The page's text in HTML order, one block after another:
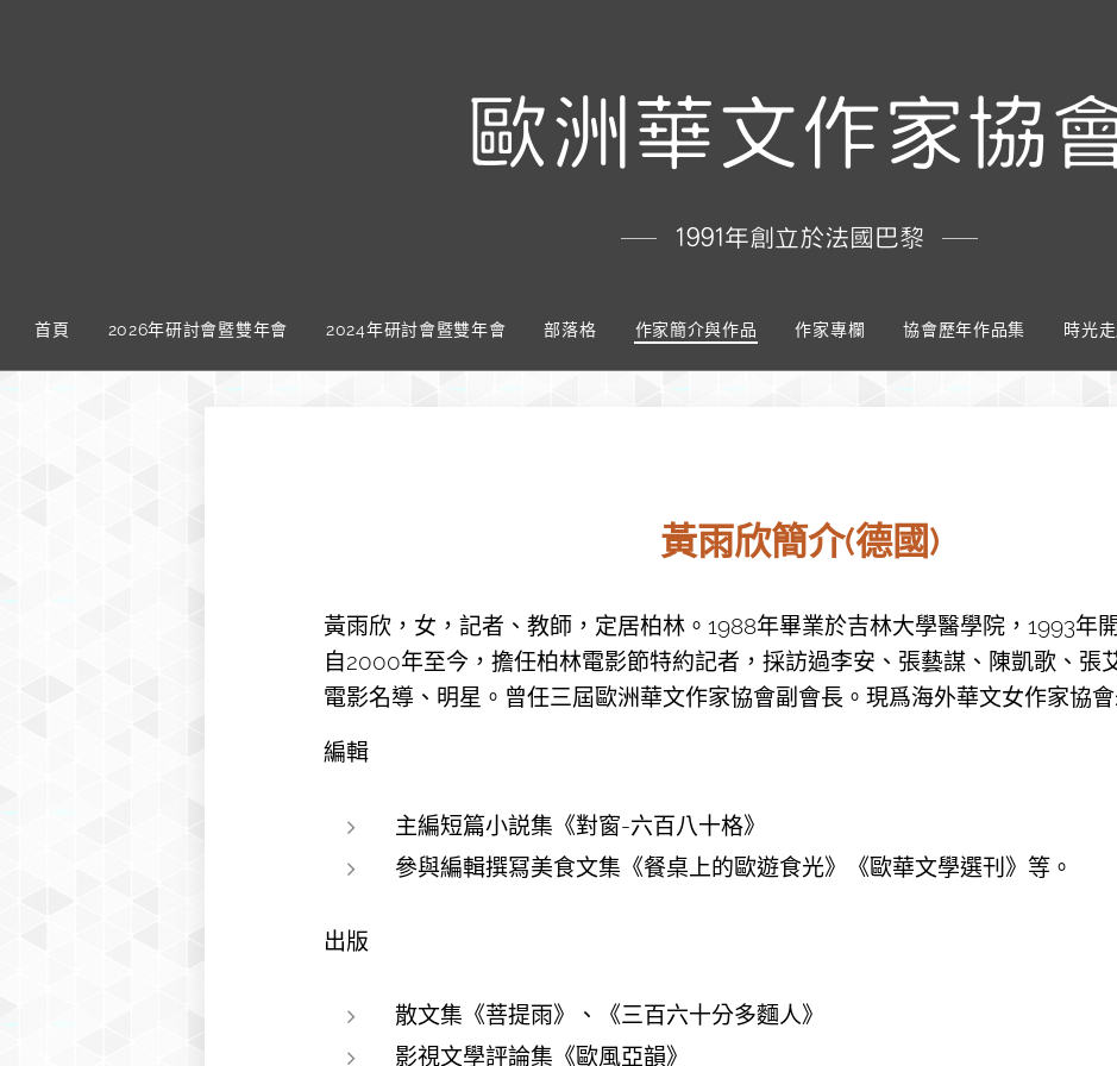
歐洲華文作家協
1991年創立於法國巴黎
首頁 2026年研討會暨雙年會 2024年研討會暨雙年會 部落格 作家簡介與作品 作家專欄 協會歷年作品集 時光
黃雨欣簡介(德國)
黃雨欣，女，記者、教師，定居柏林。1988年畢業於吉林大學醫學院，1993年
自2000年至今，擔任柏林電影節特約記者，採訪過李安、張藝謀、陳凱歌、張
電影名導、明星。曾任三屆歐洲華文作家協會副會長。現爲海外華文女作家協會
編輯
主編短篇小説集《對窗-六百八十格》
參與編輯撰冩美食文集《餐桌上的歐遊食光》《歐華文學選刊》等。
出版
散文集《菩提雨》、《三百六十分多麵人》
影視文學評論集《歐風亞韻》